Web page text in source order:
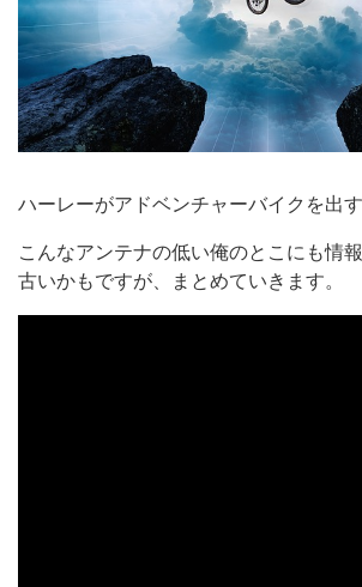
ハーレーがアドベンチャーバイクを出
こんなアンテナの低い俺のとこにも情
古いかもですが、まとめていきます。